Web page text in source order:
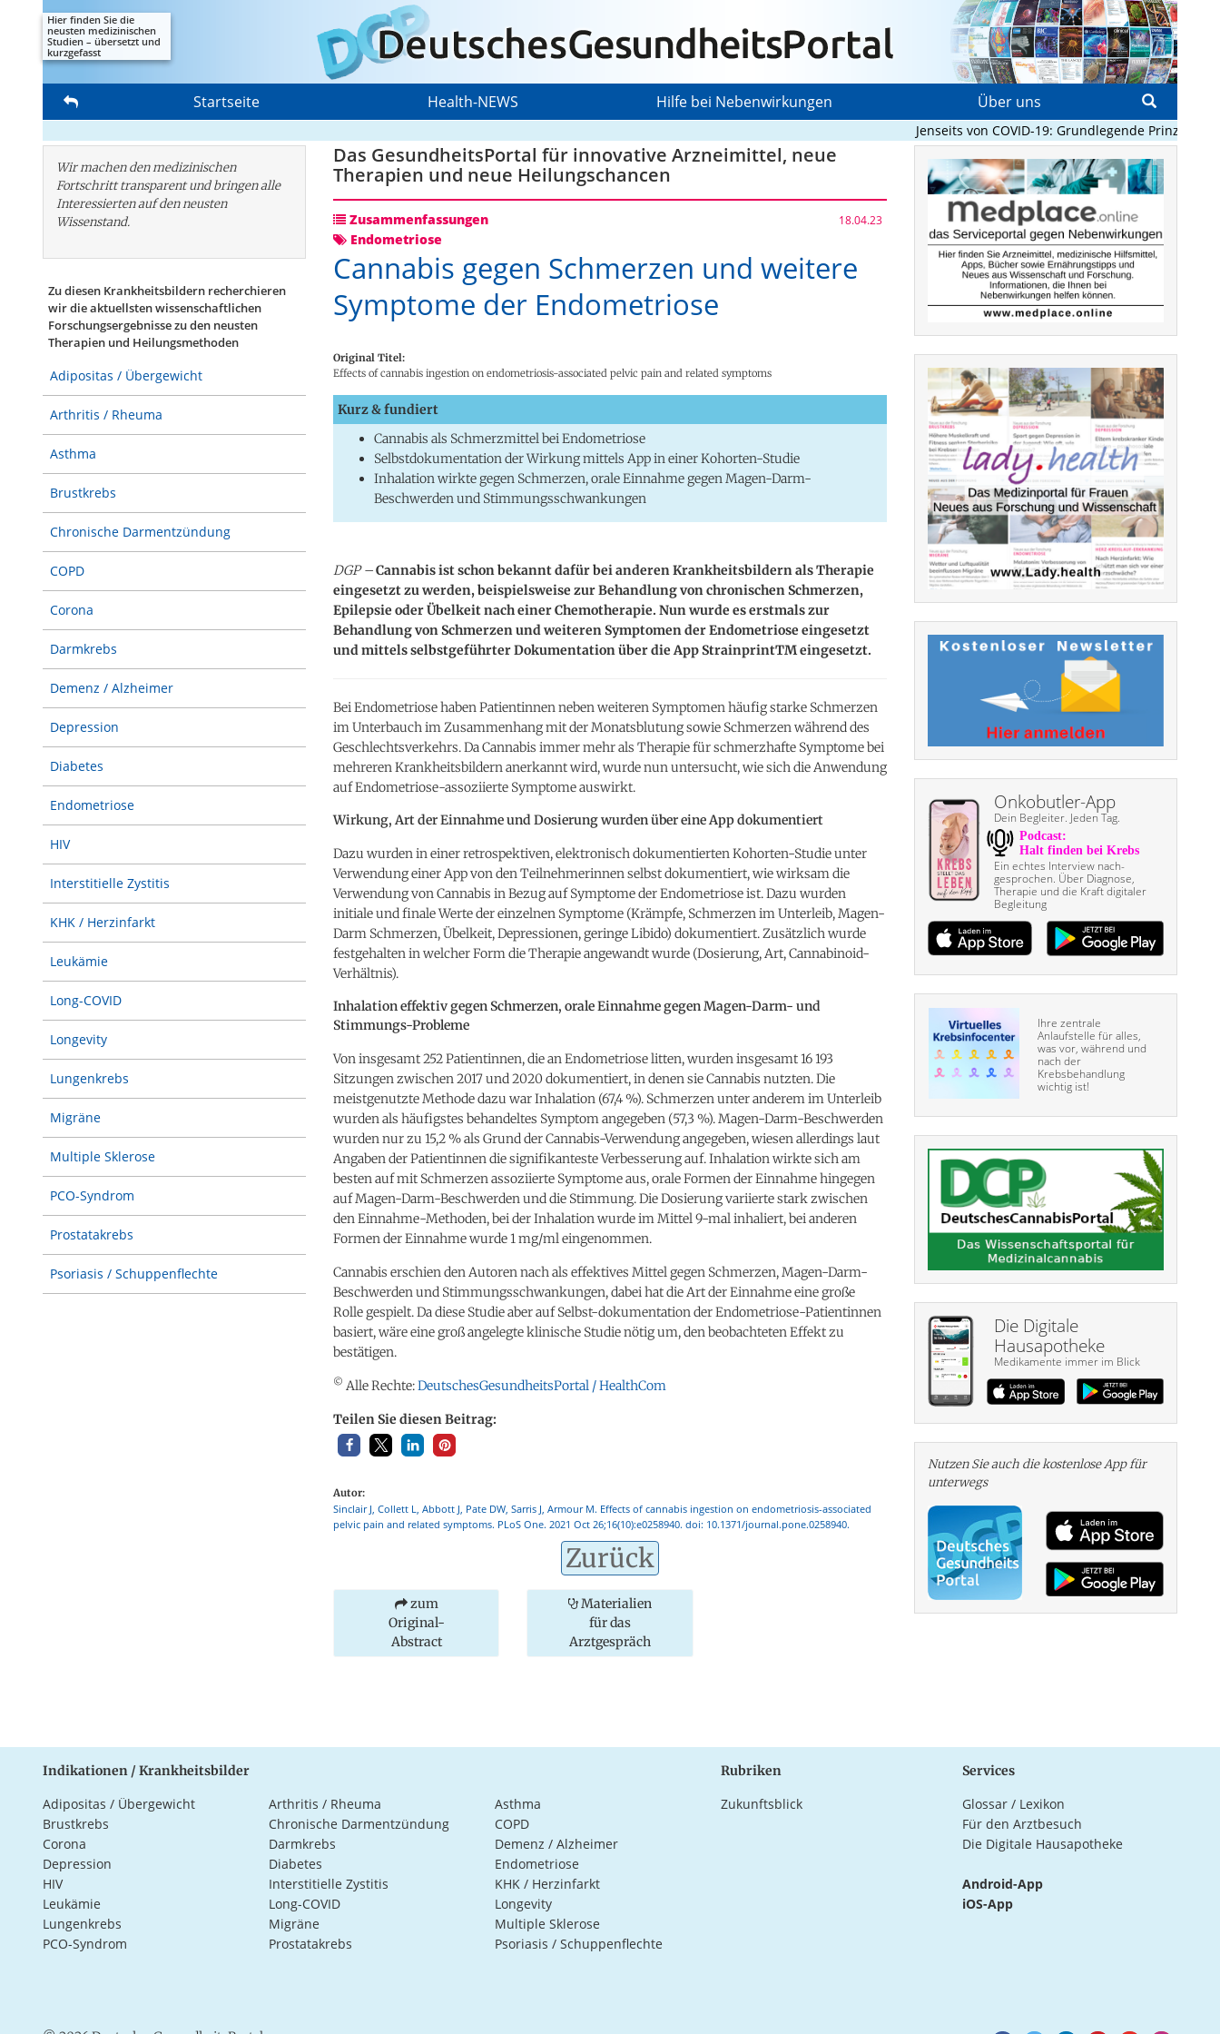
Hier finden Sie die
neusten medizinischen
Studien – übersetzt und
kurzgefasst
Startseite Health-NEWS Hilfe bei Nebenwirkungen Über uns
Jenseits von COVID-19: Grundlegende Prinzipien,
Wir machen den medizinischen
Fortschritt transparent und bringen alle
Interessierten auf den neusten
Wissenstand.
Zu diesen Krankheitsbildern recherchieren
wir die aktuellsten wissenschaftlichen
Forschungs­ergebnisse zu den neusten
Therapien und Heilungsmethoden
Adipositas / Übergewicht
Arthritis / Rheuma
Asthma
Brustkrebs
Chronische Darmentzündung
COPD
Corona
Darmkrebs
Demenz / Alzheimer
Depression
Diabetes
Endometriose
HIV
Interstitielle Zystitis
KHK / Herzinfarkt
Leukämie
Long-COVID
Longevity
Lungenkrebs
Migräne
Multiple Sklerose
PCO-Syndrom
Prostatakrebs
Psoriasis / Schuppenflechte
Das GesundheitsPortal für innovative Arzneimittel, neue
Therapien und neue Heilungschancen
Zusammenfassungen 18.04.23
Endometriose
Cannabis gegen Schmerzen und weitere
Symptome der Endometriose
Original Titel:
Effects of cannabis ingestion on endometriosis-associated pelvic pain and related symptoms
Kurz & fundiert
Cannabis als Schmerzmittel bei Endometriose
Selbstdokumentation der Wirkung mittels App in einer Kohorten-Studie
Inhalation wirkte gegen Schmerzen, orale Einnahme gegen Magen-Darm-
Beschwerden und Stimmungsschwankungen
DGP –Cannabis ist schon bekannt dafür bei anderen Krankheitsbildern als Therapie
eingesetzt zu werden, beispielsweise zur Behandlung von chronischen Schmerzen,
Epilepsie oder Übelkeit nach einer Chemotherapie. Nun wurde es erstmals zur
Behandlung von Schmerzen und weiteren Symptomen der Endometriose eingesetzt
und mittels selbstgeführter Dokumentation über die App StrainprintTM eingesetzt.
Bei Endometriose haben Patientinnen neben weiteren Symptomen häufig starke Schmerzen
im Unterbauch im Zusammenhang mit der Monatsblutung sowie Schmerzen während des
Geschlechtsverkehrs. Da Cannabis immer mehr als Therapie für schmerzhafte Symptome bei
mehreren Krankheitsbildern anerkannt wird, wurde nun untersucht, wie sich die Anwendung
auf Endometriose-assoziierte Symptome auswirkt.
Wirkung, Art der Einnahme und Dosierung wurden über eine App dokumentiert
Dazu wurden in einer retrospektiven, elektronisch dokumentierten Kohorten-Studie unter
Verwendung einer App von den Teilnehmerinnen selbst dokumentiert, wie wirksam die
Verwendung von Cannabis in Bezug auf Symptome der Endometriose ist. Dazu wurden
initiale und finale Werte der einzelnen Symptome (Krämpfe, Schmerzen im Unterleib, Magen-
Darm Schmerzen, Übelkeit, Depressionen, geringe Libido) dokumentiert. Zusätzlich wurde
festgehalten in welcher Form die Therapie angewandt wurde (Dosierung, Art, Cannabinoid-
Verhältnis).
Inhalation effektiv gegen Schmerzen, orale Einnahme gegen Magen-Darm- und
Stimmungs-Probleme
Von insgesamt 252 Patientinnen, die an Endometriose litten, wurden insgesamt 16 193
Sitzungen zwischen 2017 und 2020 dokumentiert, in denen sie Cannabis nutzten. Die
meistgenutzte Methode dazu war Inhalation (67,4 %). Schmerzen unter anderem im Unterleib
wurden als häufigstes behandeltes Symptom angegeben (57,3 %). Magen-Darm-Beschwerden
wurden nur zu 15,2 % als Grund der Cannabis-Verwendung angegeben, wiesen allerdings laut
Angaben der Patientinnen die signifikanteste Verbesserung auf. Inhalation wirkte sich am
besten auf mit Schmerzen assoziierte Symptome aus, orale Formen der Einnahme hingegen
auf Magen-Darm-Beschwerden und die Stimmung. Die Dosierung variierte stark zwischen
den Einnahme-Methoden, bei der Inhalation wurde im Mittel 9-mal inhaliert, bei anderen
Formen der Einnahme wurde 1 mg/ml eingenommen.
Cannabis erschien den Autoren nach als effektives Mittel gegen Schmerzen, Magen-Darm-
Beschwerden und Stimmungsschwankungen, dabei hat die Art der Einnahme eine große
Rolle gespielt. Da diese Studie aber auf Selbst-dokumentation der Endometriose-Patientinnen
basiert, wäre eine groß angelegte klinische Studie nötig um, den beobachteten Effekt zu
bestätigen.
© Alle Rechte:DeutschesGesundheitsPortal / HealthCom
Teilen Sie diesen Beitrag:
Autor:
Sinclair J, Collett L, Abbott J, Pate DW, Sarris J, Armour M. Effects of cannabis ingestion on endometriosis-associated
pelvic pain and related symptoms. PLoS One. 2021 Oct 26;16(10):e0258940. doi: 10.1371/journal.pone.0258940.
Zurück
zum
Original-
Abstract
Materialien
für das
Arztgespräch
Onkobutler-App
Dein Begleiter. Jeden Tag.
Ein echtes Interview nach­
gesprochen. Über Diagnose,
Therapie und die Kraft digitaler
Begleitung
Ihre zentrale
Anlaufstelle für alles,
was vor, während und
nach der
Krebsbehandlung
wichtig ist!
Die Digitale
Hausapotheke
Medikamente immer im Blick
Nutzen Sie auch die kosten­lose App für
unterwegs
Indikationen / Krankheitsbilder
Adipositas / Übergewicht Arthritis / Rheuma
Asthma
Brustkrebs
Chronische Darmentzündung
COPD
Corona
Darmkrebs
Demenz / Alzheimer
Depression
Diabetes
Endometriose
HIV
Interstitielle Zystitis
KHK / Herzinfarkt
Leukämie
Long-COVID
Longevity
Lungenkrebs
Migräne
Multiple Sklerose
PCO-Syndrom
Prostatakrebs Psoriasis / Schuppenflechte
Rubriken
Zukunftsblick
Services
Glossar / Lexikon
Für den Arztbesuch
Die Digitale Hausapotheke
Android-App
iOS-App